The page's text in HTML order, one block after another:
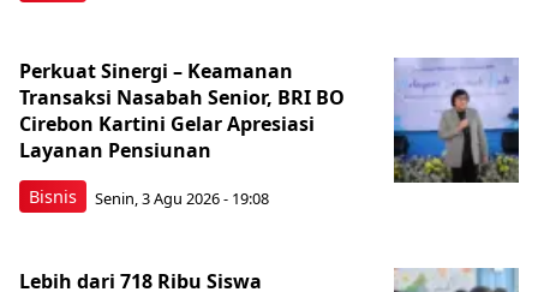
Bisnis
Perkuat Sinergi – Keamanan
Transaksi Nasabah Senior, BRI BO
Cirebon Kartini Gelar Apresiasi
Layanan Pensiunan
Senin, 3 Agu 2026 - 19:08
Lebih dari 718 Ribu Siswa